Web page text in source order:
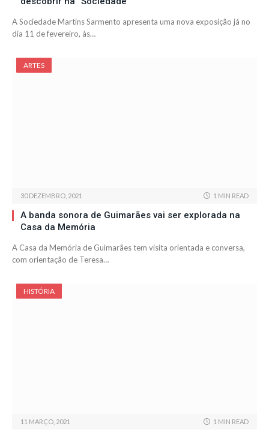
A Sociedade Martins Sarmento apresenta uma nova exposição já no
dia 11 de fevereiro, às…
ARTES
30 DEZEMBRO, 2021 1 MIN READ
A banda sonora de Guimarães vai ser explorada na
Casa da Memória
A Casa da Memória de Guimarães tem visita orientada e conversa,
com orientação de Teresa…
HISTÓRIA
11 MARÇO, 2021 1 MIN READ